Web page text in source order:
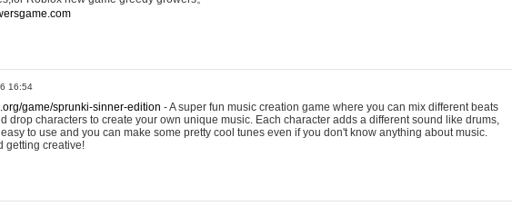
16:54
game/sprunki-sinner-edition - A super fun music creation game where you can mix different beats
drop characters to create your own unique music. Each character adds a different sound like drums,
to use and you can make some pretty cool tunes even if you don't know anything about music.
getting creative!